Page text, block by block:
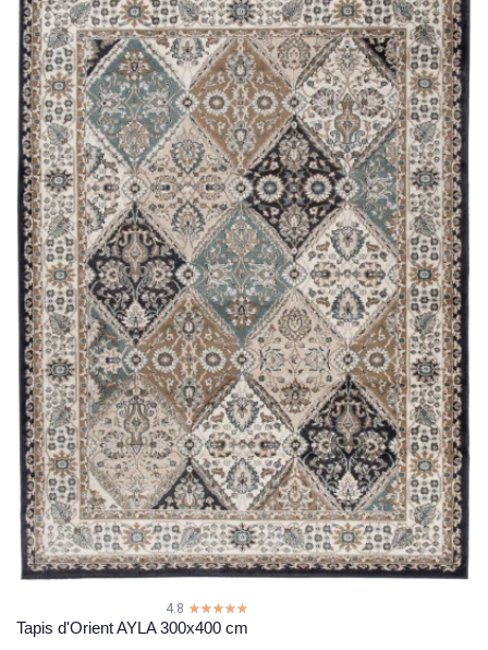
4.8 ☆☆☆☆☆
★★★★★
Tapis d'Orient AYLA 300x400 cm